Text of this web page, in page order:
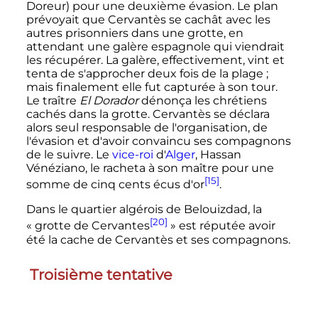
Doreur) pour une deuxième évasion. Le plan
prévoyait que Cervantès se cachât avec les
autres prisonniers dans une grotte, en
attendant une galère espagnole qui viendrait
les récupérer. La galère, effectivement, vint et
tenta de s'approcher deux fois de la plage ;
mais finalement elle fut capturée à son tour.
Le traître El Doradordénonça les chrétiens
cachés dans la grotte. Cervantès se déclara
alors seul responsable de l'organisation, de
l'évasion et d'avoir convaincu ses compagnons
de le suivre. Le vice-roi d'Alger, Hassan
Vénéziano, le racheta à son maître pour une
somme de cinq cents écus d'or[15].
Dans le quartier algérois de Belouizdad, la
« grotte de Cervantes[20] » est réputée avoir
été la cache de Cervantès et ses compagnons.
Troisième tentative